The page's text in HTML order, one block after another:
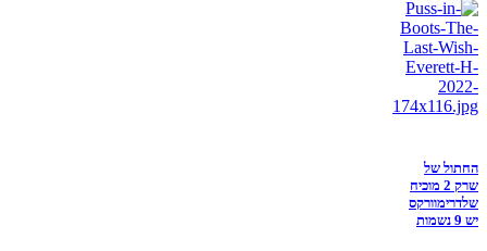
החתול של
שרק 2 מוכיח
שלדרימוורקס
יש 9 נשמות